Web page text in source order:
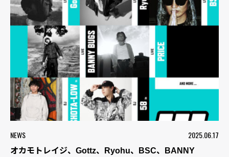
NEWS 2025.06.17
オカモトレイジ、Gottz、Ryohu、BSC、BANNY